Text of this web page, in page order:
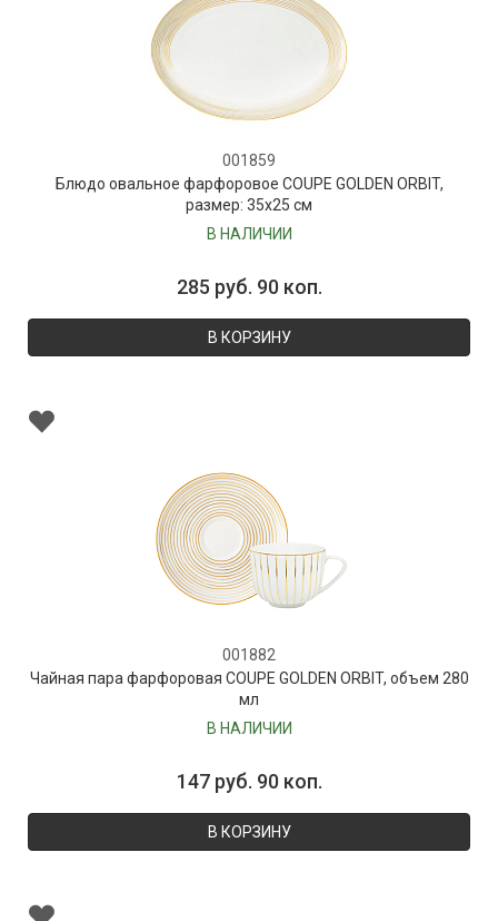
001859
Блюдо овальное фарфоровое COUPE GOLDEN ORBIT,
размер: 35х25 см
В НАЛИЧИИ
285 руб. 90 коп.
В КОРЗИНУ
001882
Чайная пара фарфоровая COUPE GOLDEN ORBIT, объем 280
мл
В НАЛИЧИИ
147 руб. 90 коп.
В КОРЗИНУ